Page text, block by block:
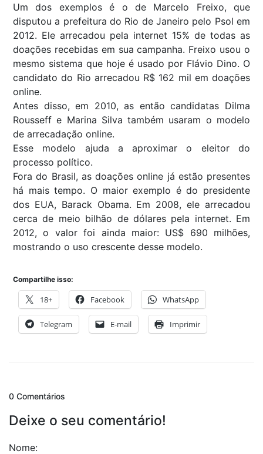
Um dos exemplos é o de Marcelo Freixo, que
disputou a prefeitura do Rio de Janeiro pelo Psol em
2012. Ele arrecadou pela internet 15% de todas as
doações recebidas em sua campanha. Freixo usou o
mesmo sistema que hoje é usado por Flávio Dino. O
candidato do Rio arrecadou R$ 162 mil em doações
online.
Antes disso, em 2010, as então candidatas Dilma
Rousseff e Marina Silva também usaram o modelo
de arrecadação online.
Esse modelo ajuda a aproximar o eleitor do
processo político.
Fora do Brasil, as doações online já estão presentes
há mais tempo. O maior exemplo é do presidente
dos EUA, Barack Obama. Em 2008, ele arrecadou
cerca de meio bilhão de dólares pela internet. Em
2012, o valor foi ainda maior: US$ 690 milhões,
mostrando o uso crescente desse modelo.
Compartilhe isso:
18+ Facebook WhatsApp
Telegram E-mail Imprimir
0 Comentários
Deixe o seu comentário!
Nome: